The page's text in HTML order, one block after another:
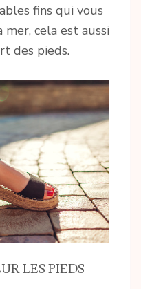
fins qui vous
cela est aussi
des pieds.
LES PIEDS